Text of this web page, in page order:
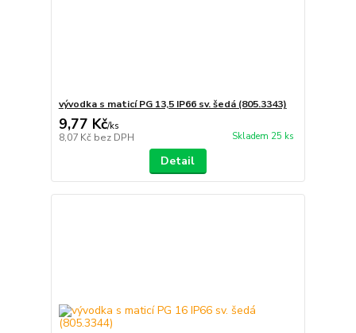
vývodka s maticí PG 13,5 IP66 sv. šedá (805.3343)
9,77 Kč/ks
8,07 Kč bez DPH Skladem 25 ks
Detail